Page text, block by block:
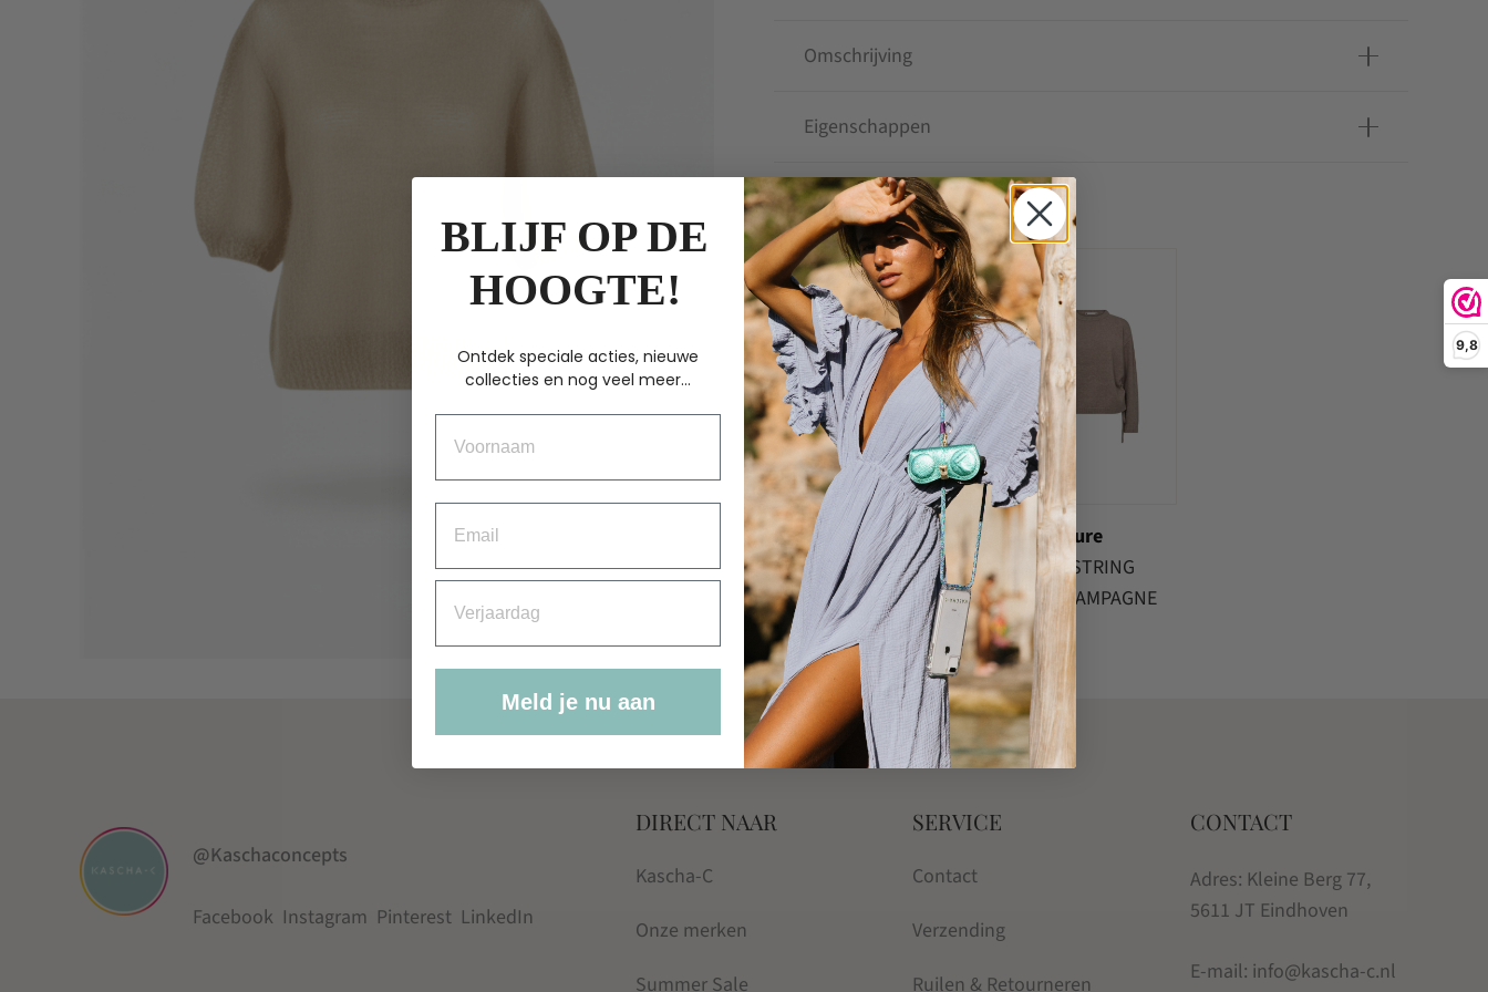
9,8
Omschrijving
Eigenschappen
ANDERE KOCHTEN OOK
Kascha-C
TOP MOHAIR TAUPE
€79.95
Co'Couture
ROWCC STRING
KNIT CHAMPAGNE
€129.00
@Kaschaconcepts
Facebook Instagram Pinterest LinkedIn
DIRECT NAAR
Kascha-C
Onze merken
Summer Sale
SERVICE
Contact
Verzending
Ruilen & Retourneren
CONTACT
Adres: Kleine Berg 77,
5611 JT Eindhoven
E-mail: info@kascha-c.nl
BLIJF OP DE
HOOGTE!
Ontdek speciale acties, nieuwe
collecties en nog veel meer...
Meld je nu aan